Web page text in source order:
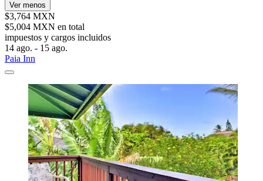
Ver menos
$3,764 MXN
$5,004 MXN en total
impuestos y cargos incluidos
14 ago. - 15 ago.
Paia Inn